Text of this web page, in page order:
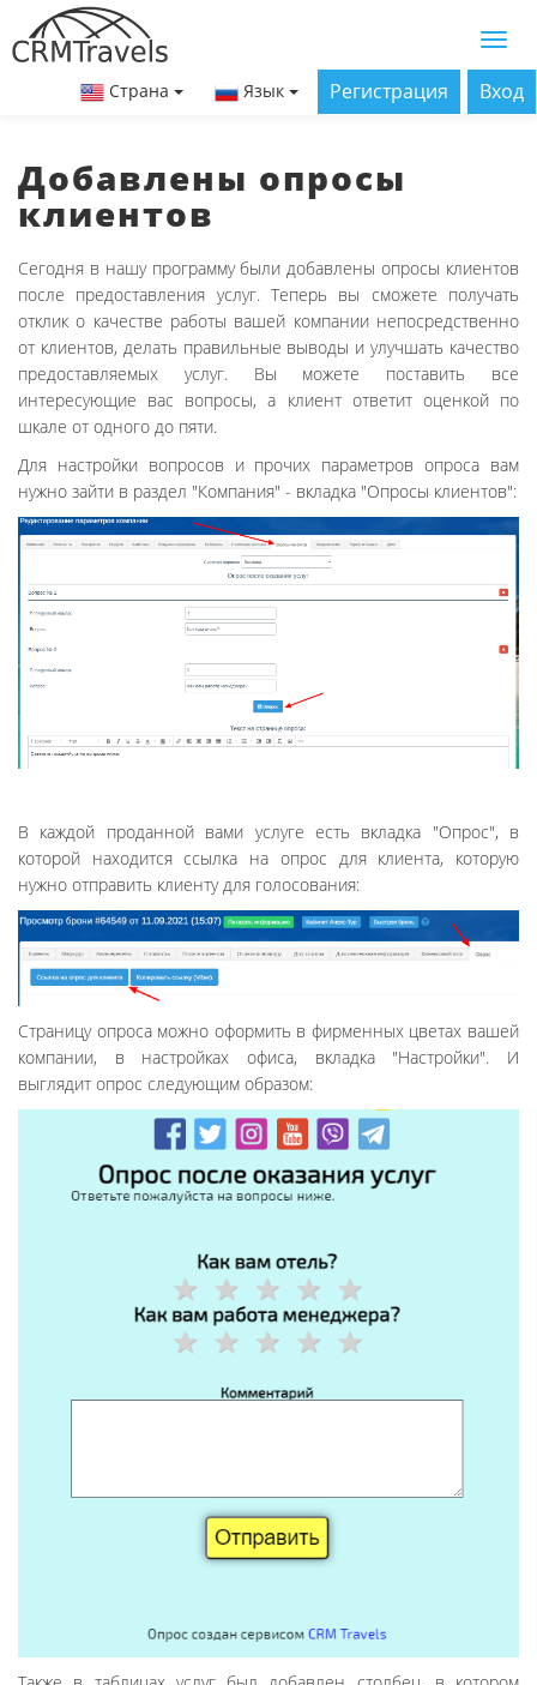
Страна Язык Регистрация Вход
Добавлены опросы
клиентов
Сегодня в нашу программу были добавлены опросы клиентов
после предоставления услуг. Теперь вы сможете получать
отклик о качестве работы вашей компании непосредственно
от клиентов, делать правильные выводы и улучшать качество
предоставляемых услуг. Вы можете поставить все
интересующие вас вопросы, а клиент ответит оценкой по
шкале от одного до пяти.
Для настройки вопросов и прочих параметров опроса вам
нужно зайти в раздел "Компания" - вкладка "Опросы клиентов":
В каждой проданной вами услуге есть вкладка "Опрос", в
которой находится ссылка на опрос для клиента, которую
нужно отправить клиенту для голосования:
Страницу опроса можно оформить в фирменных цветах вашей
компании, в настройках офиса, вкладка "Настройки". И
выглядит опрос следующим образом: